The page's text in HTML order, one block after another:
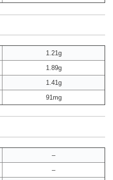
1.21g
1.89g
1.41g
91mg
–
–